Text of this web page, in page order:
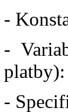
-
-
platby):
-